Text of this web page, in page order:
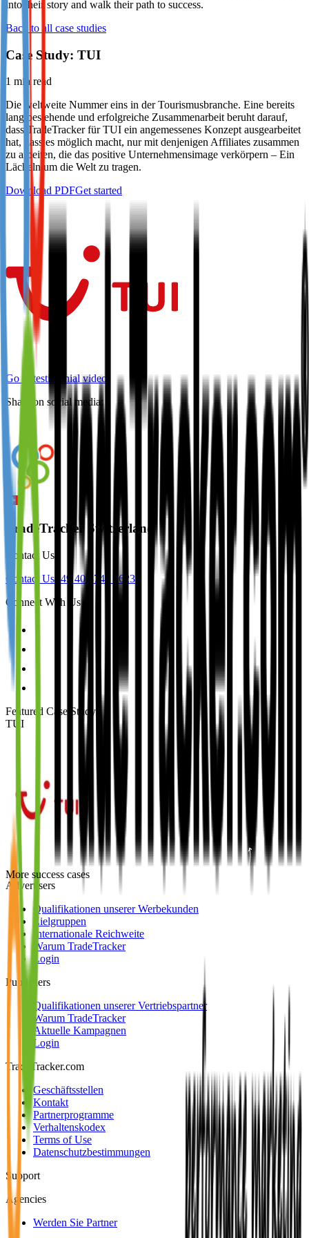
into their story and walk their path to success.
Back to all case studies
Case Study: TUI
1 min read
Die weltweite Nummer eins in der Tourismusbranche. Eine bereits
lang bestehende und erfolgreiche Zusammenarbeit beruht darauf,
dass TradeTracker für TUI ein angemessenes Konzept ausgearbeitet
hat, dass es möglich macht, nur mit denjenigen Affiliates zusammen
zu arbeiten, die das positive Unternehmensimage verkörpern – Ein
Lächeln um die Welt zu tragen.
Download PDFGet started
Go to testimonial video
Share on social media:
TradeTracker Switzerland
Contact Us
Contact Us +49 40 8740 9623
Connect With Us
Featured Case Study
TUI
More success cases
Advertisers
Qualifikationen unserer Werbekunden
Zielgruppen
Internationale Reichweite
Warum TradeTracker
Login
Publishers
Qualifikationen unserer Vertriebspartner
Warum TradeTracker
Aktuelle Kampagnen
Login
TradeTracker.com
Geschäftsstellen
Kontakt
Partnerprogramme
Verhaltenskodex
Terms of Use
Datenschutzbestimmungen
Support
Agencies
Werden Sie Partner